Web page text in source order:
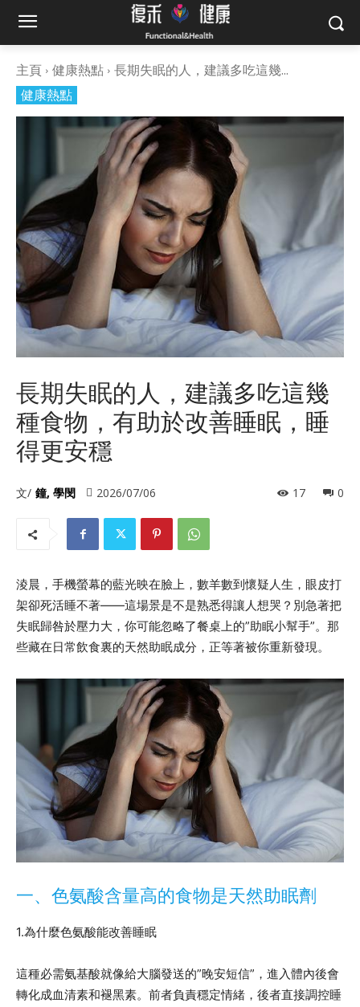
主頁 健康熱點 長期失眠的人，建議多吃這幾...
健康熱點
長期失眠的人，建議多吃這幾
種食物，有助於改善睡眠，睡
得更安穩
文/ 鐘, 學閔 2026/07/06 0
17
淩晨，手機螢幕的藍光映在臉上，數羊數到懷疑人生，眼皮打
架卻死活睡不著——這場景是不是熟悉得讓人想哭？別急著把
失眠歸咎於壓力大，你可能忽略了餐桌上的”助眠小幫手”。那
些藏在日常飲食裏的天然助眠成分，正等著被你重新發現。
一、色氨酸含量高的食物是天然助眠劑
1.為什麼色氨酸能改善睡眠
這種必需氨基酸就像給大腦發送的”晚安短信”，進入體內後會
轉化成血清素和褪黑素。前者負責穩定情緒，後者直接調控睡